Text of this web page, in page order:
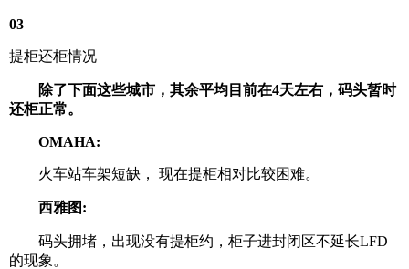
03
提柜还柜情况
除了下面这些城市，其余平均目前在4天左右，码头暂时
还柜正常。
OMAHA:
火车站车架短缺， 现在提柜相对比较困难。
西雅图:
码头拥堵，出现没有提柜约，柜子进封闭区不延长LFD
的现象。